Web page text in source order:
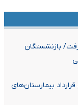
بازنشستگان
بیمارستان‌های